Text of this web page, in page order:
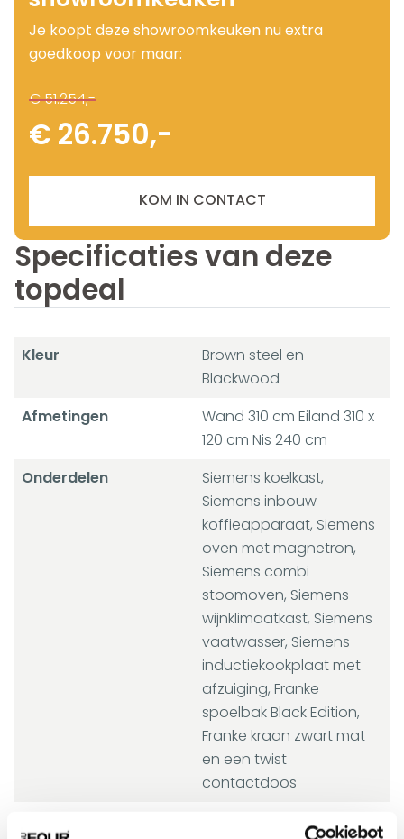
Specificaties van deze
topdeal
Kleur
Brown steel en
Blackwood
Afmetingen
Wand 310 cm Eiland 310 x
120 cm Nis 240 cm
Onderdelen
Siemens koelkast,
Siemens inbouw
koffieapparaat, Siemens
oven met magnetron,
Siemens combi
stoomoven, Siemens
wijnklimaatkast, Siemens
vaatwasser, Siemens
inductiekookplaat met
afzuiging, Franke
spoelbak Black Edition,
Franke kraan zwart mat
en een twist
contactdoos
Keramiek Striata
Je koopt deze showroomkeuken nu extra
goedkoop voor maar:
€ 51.254,-
€ 26.750,-
KOM IN CONTACT